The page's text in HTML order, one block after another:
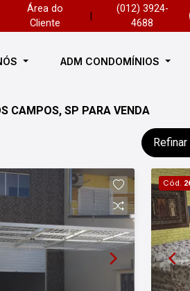
Área do
Cliente
(012) 3924-
4688
ADM CONDOMÍNIOS
CAMPOS, SP PARA VENDA
Cód.